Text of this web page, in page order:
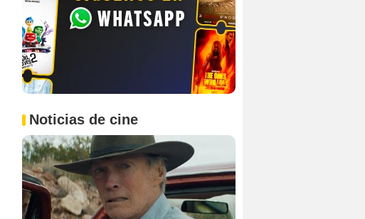
Noticias de cine